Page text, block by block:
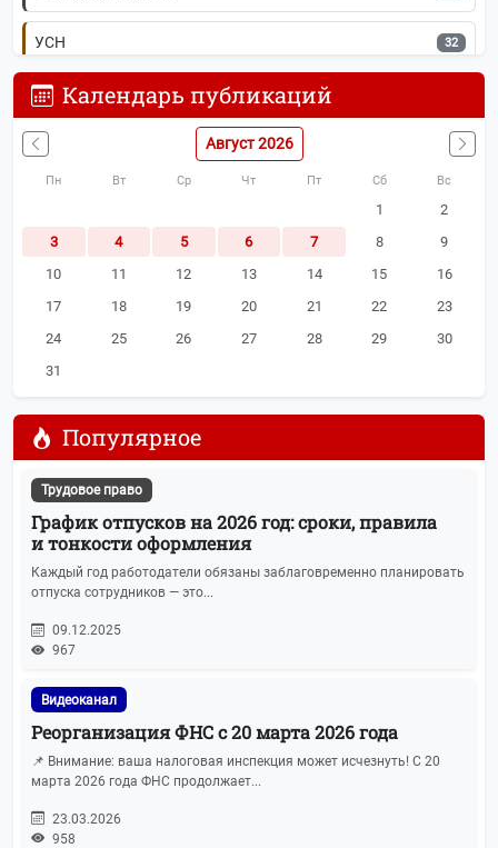
УСН 32
ЕНС
Проверки бизнеса
Прочие налоги и сборы 26
Кадровый учёт 21
Охрана труда 20
Бухгалтерская отчетность
ЕГРЮЛ и ЕГРИП
Машиночитаемые доверенности
АУСН
Персональные данные
Календарь публикаций
Август 2026
Пн Вт Ср Чт Пт Сб Вс
1
2
3
4 5 6 7 8
9
10
11 12 13 14 15
16
17
18 19 20 21 22
23
24
25 26 27 28 29
30
31
Популярное
Трудовое право
График отпусков на 2026 год: сроки, правила
и тонкости оформления
Каждый год работодатели обязаны заблаговременно планировать
отпуска сотрудников — это...
09.12.2025
967
Видеоканал
Реорганизация ФНС с 20 марта 2026 года
📌 Внимание: ваша налоговая инспекция может исчезнуть! С 20
марта 2026 года ФНС продолжает...
23.03.2026
958